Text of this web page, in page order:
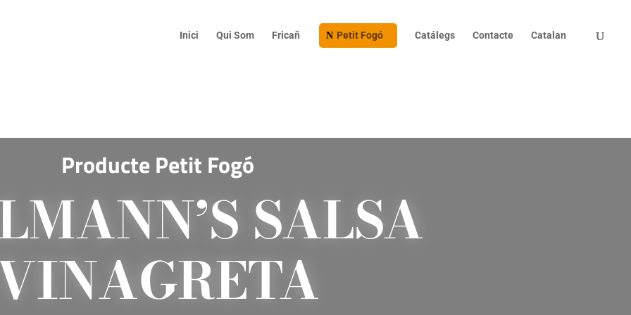
Inici Qui Som Fricañ Petit Fogó Catálegs Contacte Catalan
search
Producte Petit Fogó
SALSA